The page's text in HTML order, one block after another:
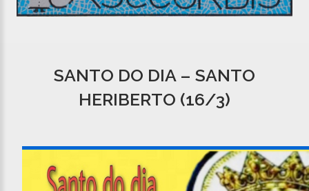
SANTO DO DIA – SANTO
HERIBERTO (16/3)